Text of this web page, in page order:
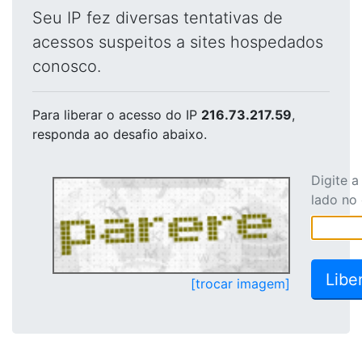
Seu IP fez diversas tentativas de
acessos suspeitos a sites hospedados
conosco.
Para liberar o acesso do IP 216.73.217.59,
responda ao desafio abaixo.
[trocar imagem]
Digite
lado no